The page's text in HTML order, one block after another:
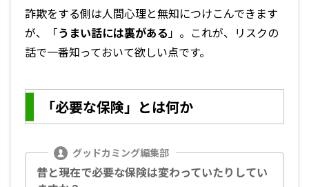
詐欺をする側は人間心理と無知につけこんできます
が、「うまい話には裏がある」。これが、リスクの
話で一番知っておいて欲しい点です。
「必要な保険」とは何か
昔と現在で必要な保険は変わっていたりしてい